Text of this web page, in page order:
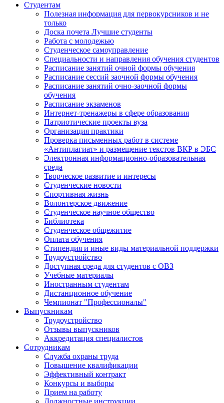
Студентам
Полезная информация для первокурсников и не
только
Доска почета Лучшие студенты
Работа с молодежью
Студенческое самоуправление
Специальности и направления обучения студентов
Расписание занятий очной формы обучения
Расписание сессий заочной формы обучения
Расписание занятий очно-заочной формы
обучения
Расписание экзаменов
Интернет-тренажеры в сфере образования
Патриотические проекты вуза
Организация практики
Проверка письменных работ в системе
«Антиплагиат» и размещение текстов ВКР в ЭБС
Электронная информационно-образовательная
среда
Творческое развитие и интересы
Студенческие новости
Спортивная жизнь
Волонтерское движение
Студенческое научное общество
Библиотека
Студенческое общежитие
Оплата обучения
Стипендия и иные виды материальной поддержки
Трудоустройство
Доступная среда для студентов с ОВЗ
Учебные материалы
Иностранным студентам
Дистанционное обучение
Чемпионат "Профессионалы"
Выпускникам
Трудоустройство
Отзывы выпускников
Аккредитация специалистов
Сотрудникам
Служба охраны труда
Повышение квалификации
Эффективный контракт
Конкурсы и выборы
Прием на работу
Должностные инструкции